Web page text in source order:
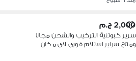
2,000 ج.م
سرير كبوتنية التركيب والشحن مجانا
ومتاح سراير استلام فورى لاى مكان